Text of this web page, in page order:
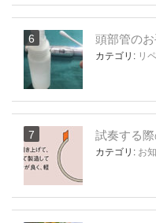
頭部管の
カテゴリ: リ
試奏する
カテゴリ: お